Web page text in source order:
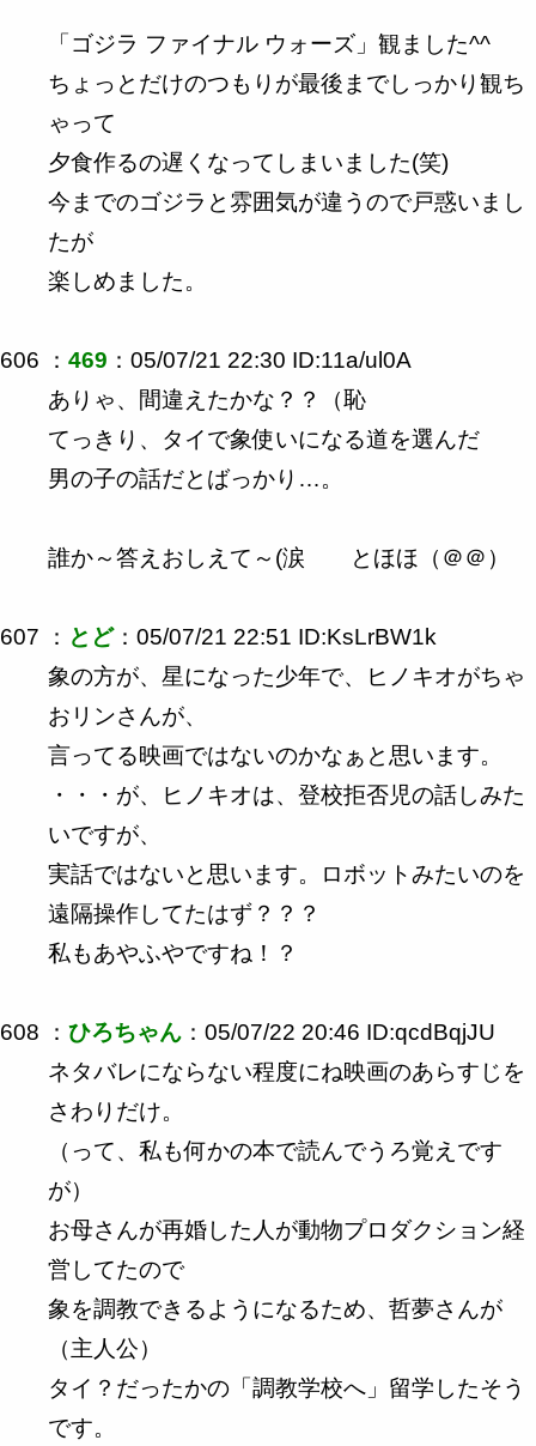
「ゴジラ ファイナル ウォーズ」観ました^^
ちょっとだけのつもりが最後までしっかり観ち
ゃって
夕食作るの遅くなってしまいました(笑)
今までのゴジラと雰囲気が違うので戸惑いまし
たが
楽しめました。
606 ： 469 ：05/07/21 22:30 ID:11a/ul0A
ありゃ、間違えたかな？？（恥
てっきり、タイで象使いになる道を選んだ
男の子の話だとばっかり…。
誰か～答えおしえて～(涙 とほほ（＠＠）
607 ： とど：05/07/21 22:51 ID:KsLrBW1k
象の方が、星になった少年で、ヒノキオがちゃ
おリンさんが、
言ってる映画ではないのかなぁと思います。
・・・が、ヒノキオは、登校拒否児の話しみた
いですが、
実話ではないと思います。ロボットみたいのを
遠隔操作してたはず？？？
私もあやふやですね！？
608 ： ひろちゃん ：05/07/22 20:46 ID:qcdBqjJU
ネタバレにならない程度にね映画のあらすじを
さわりだけ。
（って、私も何かの本で読んでうろ覚えです
が）
お母さんが再婚した人が動物プロダクション経
営してたので
象を調教できるようになるため、哲夢さんが
（主人公）
タイ？だったかの「調教学校へ」留学したそう
です。